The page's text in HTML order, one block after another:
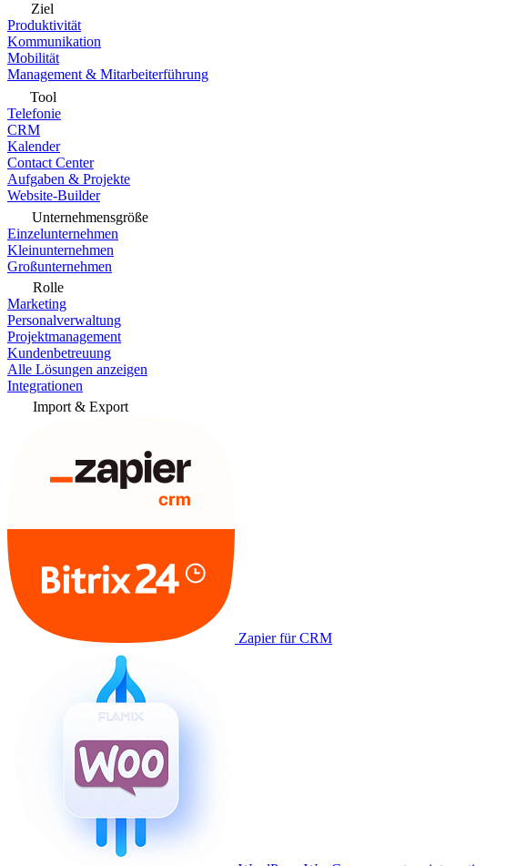
Ziel
Produktivität
Kommunikation
Mobilität
Management & Mitarbeiterführung
Tool
Telefonie
CRM
Kalender
Contact Center
Aufgaben & Projekte
Website-Builder
Unternehmensgröße
Einzelunternehmen
Kleinunternehmen
Großunternehmen
Rolle
Marketing
Personalverwaltung
Projektmanagement
Kundenbetreuung
Alle Lösungen anzeigen
Integrationen
Import & Export
Zapier für CRM